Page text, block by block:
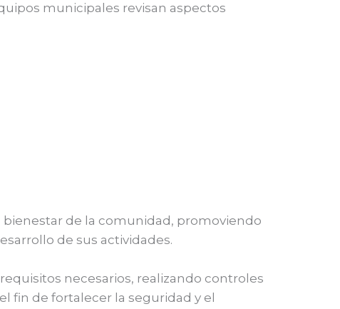
municipales revisan aspectos
bienestar de la comunidad, promoviendo
de sus actividades.
necesarios, realizando controles
fin de fortalecer la seguridad y el